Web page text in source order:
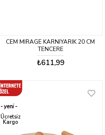
CEM MIRAGE KARNIYARIK 20 CM
TENCERE
₺611,99
yeni
ürün
Ücretsiz
Kargo